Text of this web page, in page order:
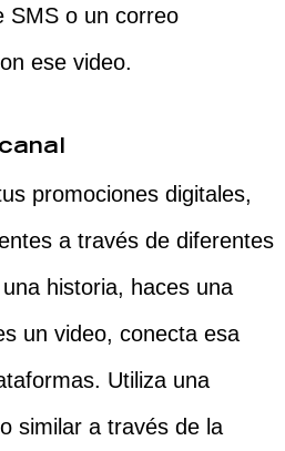
SMS o un correo
ese video.
promociones digitales,
a través de diferentes
historia, haces una
un video, conecta esa
Utiliza una
similar a través de la